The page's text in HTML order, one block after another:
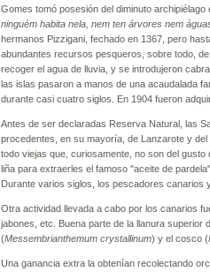
Gomes tomó posesión del diminuto
ninguém habita nela, nem ten árvores nem
hermanos Pizzigani, fechado en 1367, pero
abundantes recursos pesqueros, sobre todo,
recoger el agua de lluvia, y se introdujeron
las islas pasaron a manos de una acaudalada
durante casi cuatro siglos. En 1904 fueron
Antes de ser declaradas Reserva Natural, las
procedentes, en su mayoría, de Lanzarote y
todo viejas que, curiosamente, no son del
liña para extraerles el famoso "aceite de
Durante varios siglos, los pescadores canarios
Otra actividad llevada a cabo por los canarios
jabones, etc. Buena parte de la llanura
(Messembrianthemum crystallinum) y el cosco (
Una ganancia extra la obtenían recolectando